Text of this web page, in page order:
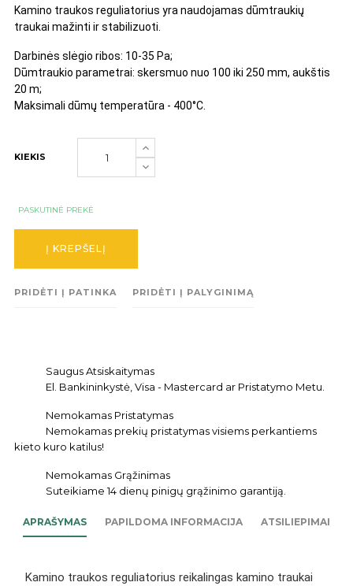
Kamino traukos reguliatorius yra naudojamas dūmtraukių
traukai mažinti ir stabilizuoti.
Darbinės slėgio ribos: 10-35 Pa;
Dūmtraukio parametrai: skersmuo nuo 100 iki 250 mm, aukštis
20 m;
Maksimali dūmų temperatūra - 400°C.
KIEKIS
PASKUTINĖ PREKĖ
Į KREPŠELĮ
PRIDĖTI Į PATINKA PRIDĖTI Į PALYGINIMĄ
Saugus Atsiskaitymas
El. Bankininkystė, Visa - Mastercard ar Pristatymo Metu.
Nemokamas Pristatymas
Nemokamas prekių pristatymas visiems perkantiems
kieto kuro katilus!
Nemokamas Grąžinimas
Suteikiame 14 dienų pinigų grąžinimo garantiją.
APRAŠYMAS PAPILDOMA INFORMACIJA ATSILIEPIMAI
Kamino traukos reguliatorius reikalingas kamino traukai